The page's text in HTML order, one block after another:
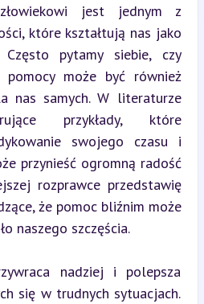
jest jednym z
które kształtują nas jako
Często pytamy siebie, czy
pomocy może być również
nas samych. W literaturze
przykłady, które
swojego czasu i
przynieść ogromną radość
rozprawce przedstawię
że pomoc bliźnim może
naszego szczęścia.
nadziej i polepsza
się w trudnych sytuacjach.